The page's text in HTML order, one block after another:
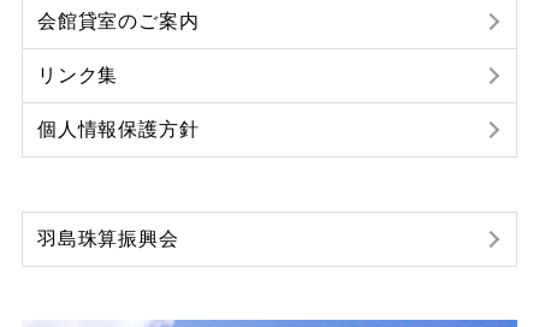
会館貸室のご案内
リンク集
個人情報保護方針
羽島珠算振興会